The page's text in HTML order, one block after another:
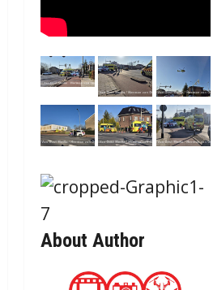
About Author